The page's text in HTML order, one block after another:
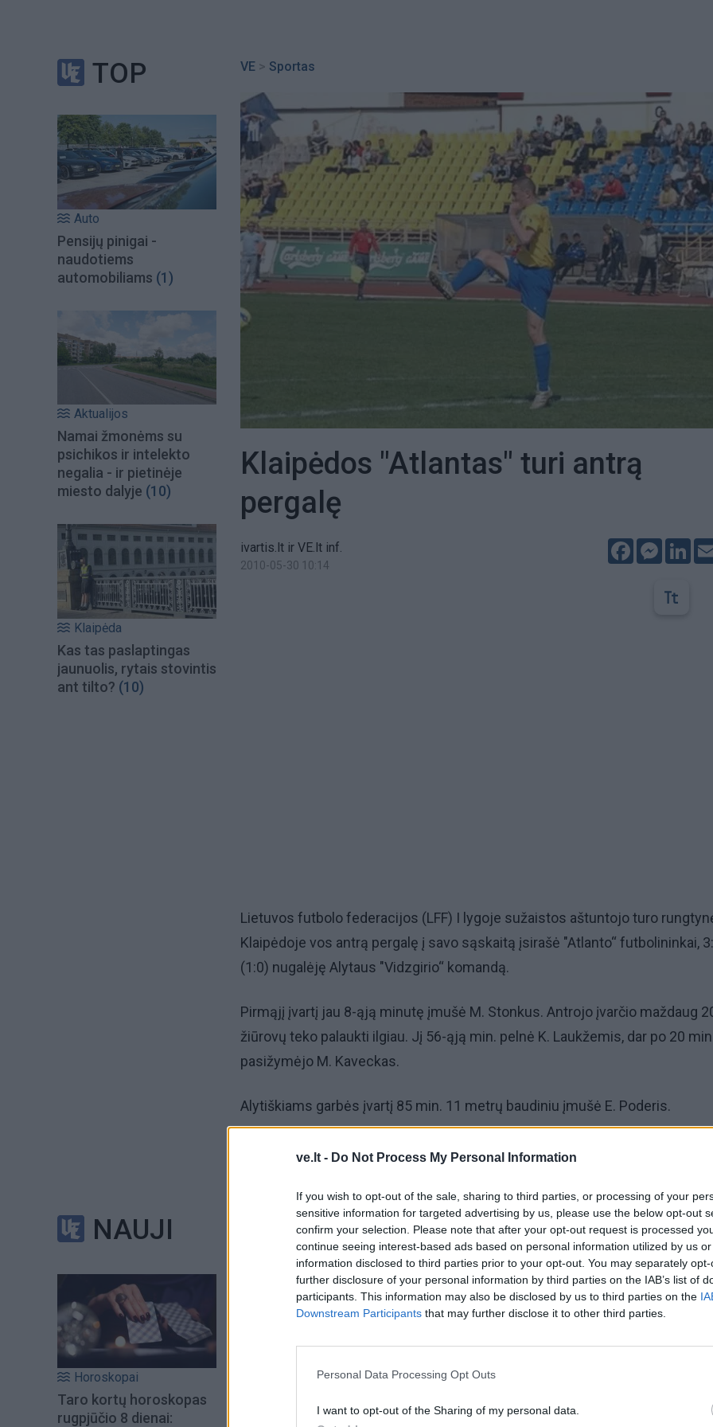
ve.lt - Do Not Process My Personal Information
If you wish to opt-out of the sale, sharing to third parties, or processing of your
sensitive information for targeted advertising by us, please use the below opt-out
confirm your selection. Please note that after your opt-out request is processed
continue seeing interest-based ads based on personal information utilized by us
information disclosed to third parties prior to your opt-out. You may separately
further disclosure of your personal information by third parties on the IAB’s list of
participants. This information may also be disclosed by us to third parties on the
Downstream Participants that may further disclose it to other third parties.
Personal Data Processing Opt Outs
I want to opt-out of the Sharing of my personal data.
TOP
Auto
Pensijų pinigai -
naudotiems
automobiliams (1)
Aktualijos
Namai žmonėms su
psichikos ir intelekto
negalia - ir pietinėje
miesto dalyje (10)
Klaipėda
Kas tas paslaptingas
jaunuolis, rytais stovintis
ant tilto? (10)
NAUJI
Horoskopai
Taro kortų horoskopas
rugpjūčio 8 dienai:
VE > Sportas
Klaipėdos "Atlantas" turi antrą
pergalę
ivartis.lt ir VE.lt inf.
2010-05-30 10:14
Facebook
Lietuvos futbolo federacijos (LFF) I lygoje sužaistos aštuntojo turo
Klaipėdoje vos antrą pergalę į savo sąskaitą įsirašė "Atlanto“ futbolininkai,
(1:0) nugalėję Alytaus "Vidzgirio“ komandą.
Pirmąjį įvartį jau 8-ąją minutę įmušė M. Stonkus. Antrojo įvarčio maždaug
žiūrovų teko palaukti ilgiau. Jį 56-ąją min. pelnė K. Laukžemis, dar po 20
pasižymėjo M. Kaveckas.
Alytiškiams garbės įvartį 85 min. 11 metrų baudiniu įmušė E. Poderis.
Kauno FBK "Kaunas“ klubas savo aikštėje 3:0 (1:0) įveikė antroje vietoje